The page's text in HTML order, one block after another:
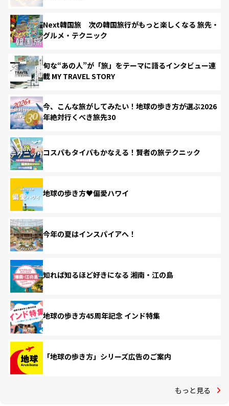
Next韓国旅 次の韓国旅行がもっと楽しくなる 旅先・
グルメ・テクニック
旬な“あの人”が「旅」をテーマに語るインタビュー連
載 MY TRAVEL STORY
今、こんな旅がしてみたい！地球の歩き方が選ぶ2026
年絶対行くべき旅先30
コスパもタイパもかなえる！賢者の旅テクニック
地球の歩き方♥偏愛ハワイ
今年の夏はインスパイアへ！
知れば知るほど好きになる 湘南・江の島
地球の歩き方45周年記念 インド特集
「地球の歩き方」シリーズ広告のご案内
もっと見る